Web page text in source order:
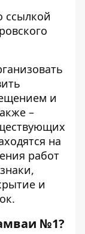
ссылкой
и
–
на
работ
и
№1?